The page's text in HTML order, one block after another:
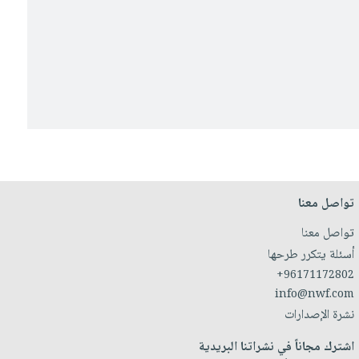
تواصل معنا
تواصل معنا
أسئلة يتكرر طرحها
+96171172802
info@nwf.com
نشرة الإصدارات
اشترك مجاناً في نشراتنا البريدية